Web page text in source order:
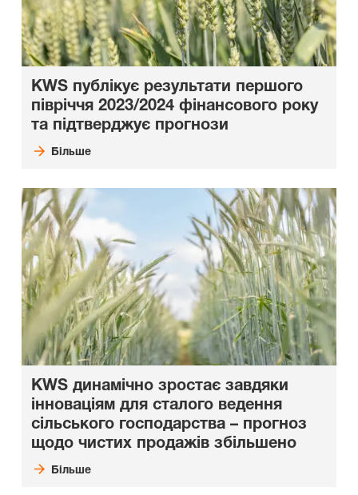
KWS публікує результати першого
півріччя 2023/2024 фінансового року
та підтверджує прогнози
Більше
KWS динамічно зростає завдяки
інноваціям для сталого ведення
сільського господарства – прогноз
щодо чистих продажів збільшено
Більше